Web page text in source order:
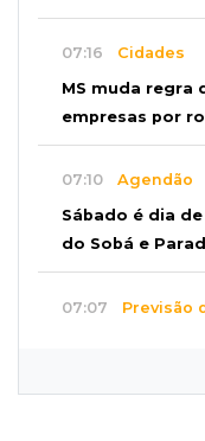
07:16 Cidades
MS muda regra
empresas por
07:10 Agendão
Sábado é dia
do Sobá e
07:07 Previsão